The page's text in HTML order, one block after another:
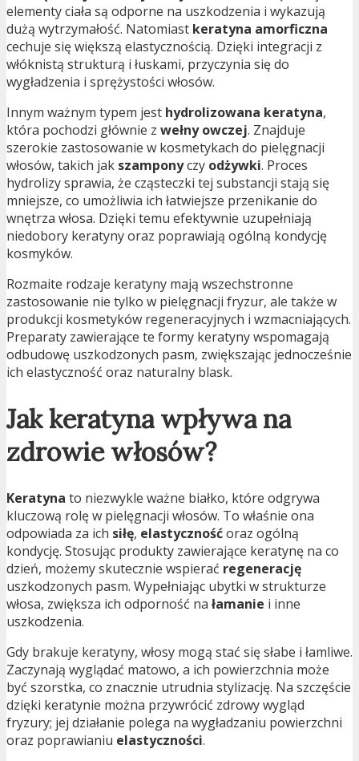
elementy ciała są odporne na uszkodzenia i wykazują
dużą wytrzymałość. Natomiast keratyna amorficzna
cechuje się większą elastycznością. Dzięki integracji z
włóknistą strukturą i łuskami, przyczynia się do
wygładzenia i sprężystości włosów.
Innym ważnym typem jest hydrolizowana keratyna,
która pochodzi głównie z wełny owczej. Znajduje
szerokie zastosowanie w kosmetykach do pielęgnacji
włosów, takich jak szamponyczy odżywki. Proces
hydrolizy sprawia, że cząsteczki tej substancji stają się
mniejsze, co umożliwia ich łatwiejsze przenikanie do
wnętrza włosa. Dzięki temu efektywnie uzupełniają
niedobory keratyny oraz poprawiają ogólną kondycję
kosmyków.
Rozmaite rodzaje keratyny mają wszechstronne
zastosowanie nie tylko w pielęgnacji fryzur, ale także w
produkcji kosmetyków regeneracyjnych i wzmacniających.
Preparaty zawierające te formy keratyny wspomagają
odbudowę uszkodzonych pasm, zwiększając jednocześnie
ich elastyczność oraz naturalny blask.
Jak keratyna wpływa na
zdrowie włosów?
Keratyna to niezwykle ważne białko, które odgrywa
kluczową rolę w pielęgnacji włosów. To właśnie ona
odpowiada za ich siłę, elastycznośćoraz ogólną
kondycję. Stosując produkty zawierające keratynę na co
dzień, możemy skutecznie wspierać regenerację
uszkodzonych pasm. Wypełniając ubytki w strukturze
włosa, zwiększa ich odporność na łamanie i inne
uszkodzenia.
Gdy brakuje keratyny, włosy mogą stać się słabe i łamliwe.
Zaczynają wyglądać matowo, a ich powierzchnia może
być szorstka, co znacznie utrudnia stylizację. Na szczęście
dzięki keratynie można przywrócić zdrowy wygląd
fryzury; jej działanie polega na wygładzaniu powierzchni
oraz poprawianiu elastyczności.